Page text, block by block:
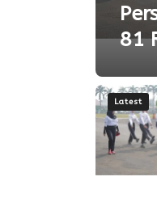
81
Latest